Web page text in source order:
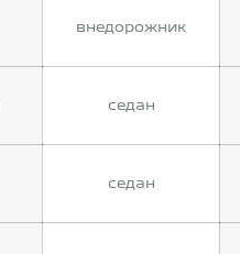
внедорожник
седан
седан